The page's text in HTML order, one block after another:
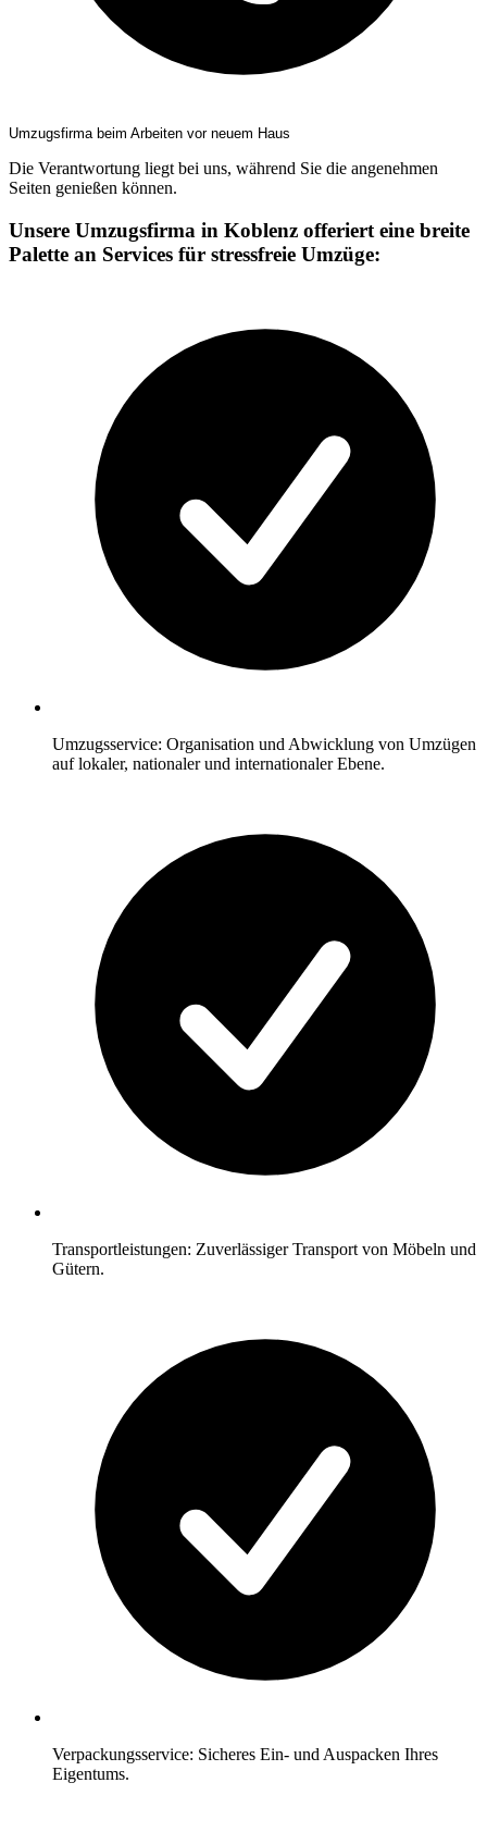
Umzugsfirma beim Arbeiten vor neuem Haus
Die Verantwortung liegt bei uns, während Sie die angenehmen
Seiten genießen können.
Unsere Umzugsfirma in Koblenz offeriert eine breite
Palette an Services für stressfreie Umzüge:
Umzugsservice: Organisation und Abwicklung von Umzügen
auf lokaler, nationaler und internationaler Ebene.
Transportleistungen: Zuverlässiger Transport von Möbeln und
Gütern.
Verpackungsservice: Sicheres Ein- und Auspacken Ihres
Eigentums.